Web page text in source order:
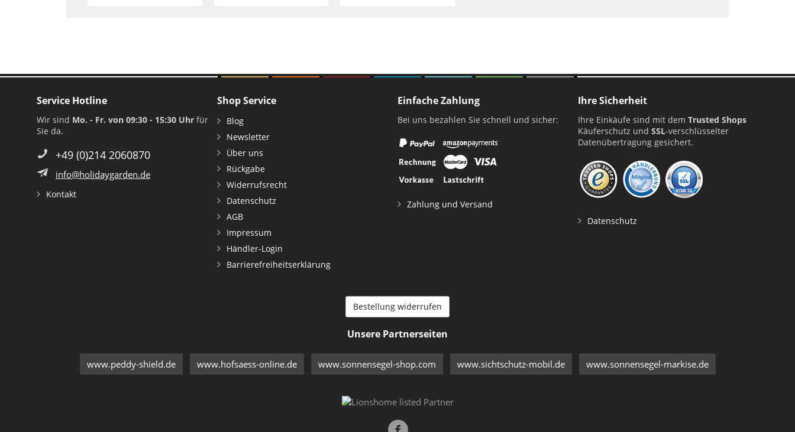
Service Hotline
Wir sind Mo. - Fr. von 09:30 - 15:30 Uhr für
Sie da.
+49 (0)214 2060870
info@holidaygarden.de
Kontakt
Shop Service
Blog
Newsletter
Über uns
Rückgabe
Widerrufsrecht
Datenschutz
AGB
Impressum
Händler-Login
Barrierefreiheitserklärung
Einfache Zahlung
Bei uns bezahlen Sie schnell und sicher:
Zahlung und Versand
Ihre Sicherheit
Ihre Einkäufe sind mit dem Trusted Shops
Käuferschutz und SSL-verschlüsselter
Datenübertragung gesichert.
Datenschutz
Bestellung widerrufen
Unsere Partnerseiten
www.peddy-shield.de www.hofsaess-online.de www.sonnensegel-shop.com www.sichtschutz-mobil.de www.sonnensegel-markise.de